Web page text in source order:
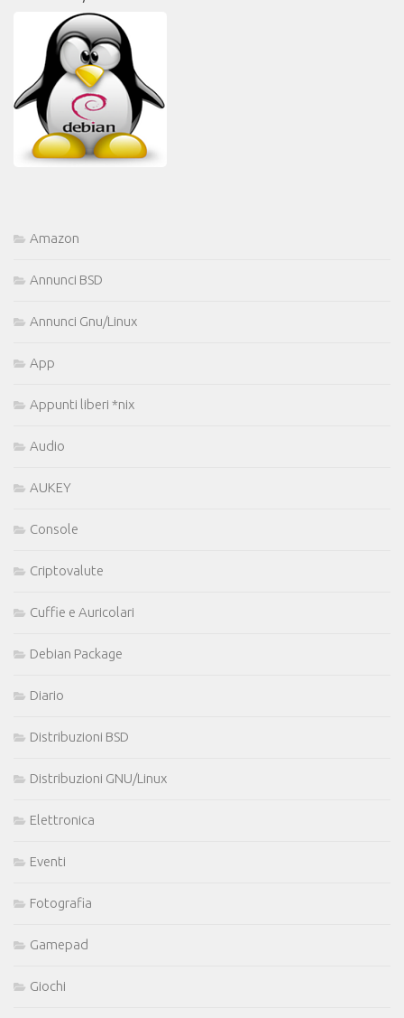
Amazon
Annunci BSD
Annunci Gnu/Linux
App
Appunti liberi *nix
Audio
AUKEY
Console
Criptovalute
Cuffie e Auricolari
Debian Package
Diario
Distribuzioni BSD
Distribuzioni GNU/Linux
Elettronica
Eventi
Fotografia
Gamepad
Giochi